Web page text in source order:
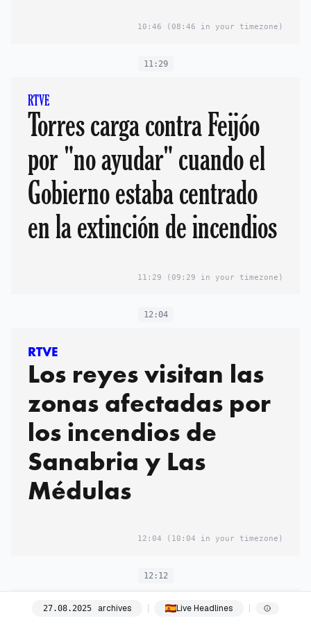
es no ayudar"
10:46 (08:46 in your timezone)
11:29
RTVE
Torres carga contra Feijóo
por "no ayudar" cuando el
Gobierno estaba centrado
en la extinción de incendios
11:29 (09:29 in your timezone)
12:04
RTVE
Los reyes visitan las
zonas afectadas por
los incendios de
Sanabria y Las
Médulas
12:04 (10:04 in your timezone)
12:12
El Salto
27.08.2025 archives Live Headlines